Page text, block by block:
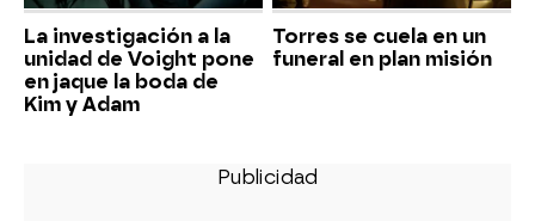
La investigación a la
unidad de Voight pone
en jaque la boda de
Kim y Adam
Torres se cuela en un
funeral en plan misión